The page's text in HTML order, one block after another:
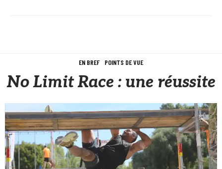
EN BREF POINTS DE VUE
No Limit Race : une réussite